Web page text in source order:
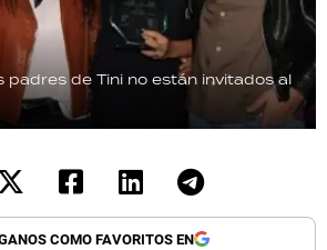
padres de Tini no están invitados al
COMO FAVORITOS EN